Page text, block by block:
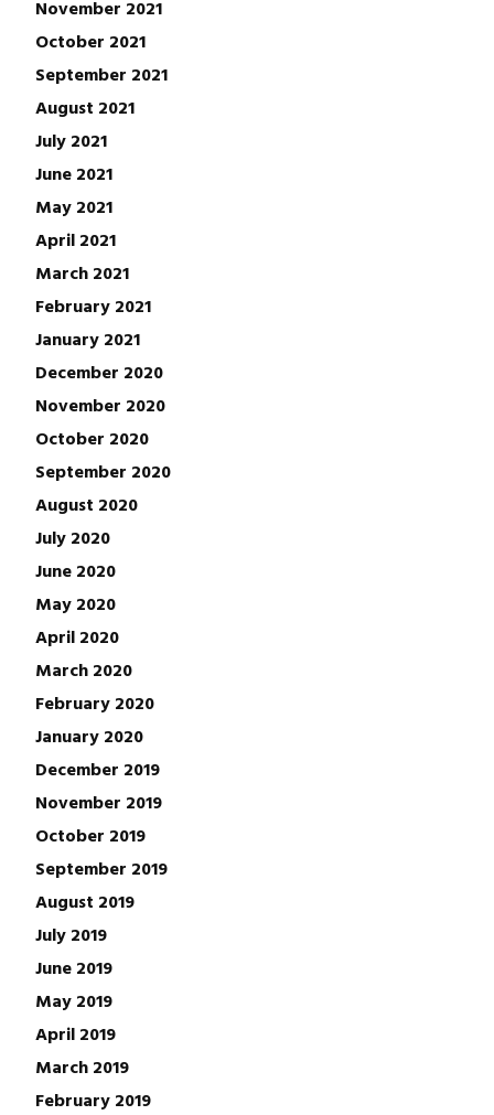
November 2021
October 2021
September 2021
August 2021
July 2021
June 2021
May 2021
April 2021
March 2021
February 2021
January 2021
December 2020
November 2020
October 2020
September 2020
August 2020
July 2020
June 2020
May 2020
April 2020
March 2020
February 2020
January 2020
December 2019
November 2019
October 2019
September 2019
August 2019
July 2019
June 2019
May 2019
April 2019
March 2019
February 2019